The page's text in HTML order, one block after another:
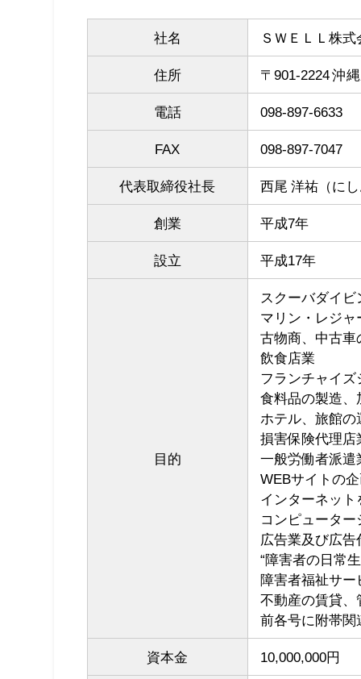
社名 ＳＷＥＬＬ株式
住所 〒901-2224 沖
電話 098-897-6633
FAX 098-897-7047
代表取締役社長 西尾 洋祐（に
創業 平成7年
設立 平成17年
目的
スクーバダイ
マリン・レジャ
古物商、中古車
飲食店業
フランチャイ
食料品の製造、
ホテル、旅館の
損害保険代理店
一般労働者派遣
WEBサイトの
インターネット
コンピュータ
広告業及び広告
“障害者の日常
障害者福祉サー
不動産の賃貸、
前各号に附帯関
資本金 10,000,000円